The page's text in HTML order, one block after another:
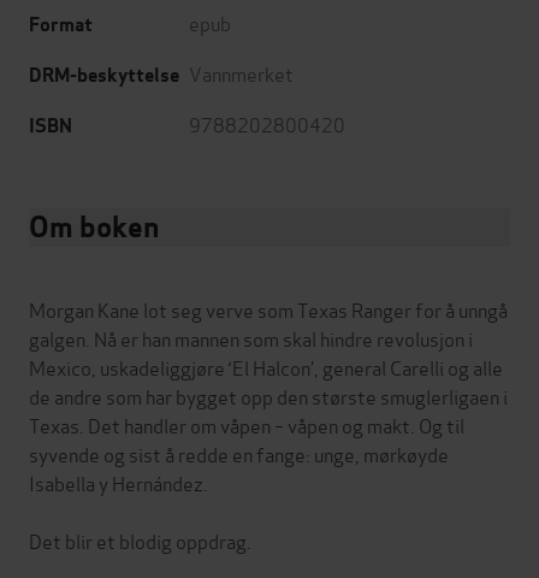
Format epub
DRM-beskyttelse Vannmerket
ISBN 9788202800420
Om boken
Morgan Kane lot seg verve som Texas Ranger for å unngå
galgen. Nå er han mannen som skal hindre revolusjon i
Mexico, uskadeliggjøre ‘El Halcon’, general Carelli og alle
de andre som har bygget opp den største smuglerligaen i
Texas. Det handler om våpen – våpen og makt. Og til
syvende og sist å redde en fange: unge, mørkøyde
Isabella y Hernández.
Det blir et blodig oppdrag.